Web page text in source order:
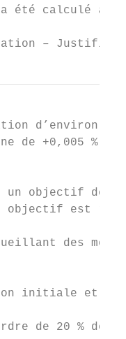
été calculé afin
–
de
un objectif de
objectif est
des
initiale et
de 20 % de